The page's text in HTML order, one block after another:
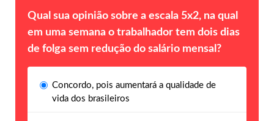
Qual sua opinião sobre a escala 5x2, na qual
em uma semana o trabalhador tem dois dias
de folga sem redução do salário mensal?
Concordo, pois aumentará a qualidade de
vida dos brasileiros